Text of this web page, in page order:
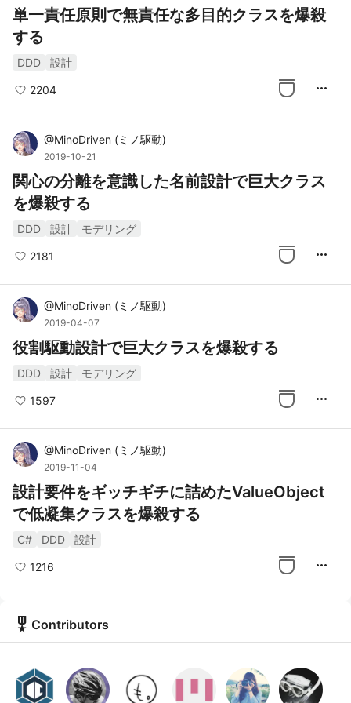
単一責任原則で無責任な多目的クラスを爆殺
する
DDD 設計
2204 more_horiz
@MinoDriven (ミノ駆動)
2019-10-21
関心の分離を意識した名前設計で巨大クラス
を爆殺する
DDD 設計 モデリング
2181 more_horiz
@MinoDriven (ミノ駆動)
2019-04-07
役割駆動設計で巨大クラスを爆殺する
DDD 設計 モデリング
1597 more_horiz
@MinoDriven (ミノ駆動)
2019-11-04
設計要件をギッチギチに詰めたValueObject
で低凝集クラスを爆殺する
C# DDD 設計
1216 more_horiz
military_tech Contributors